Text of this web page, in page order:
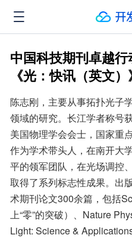
中国科技期刊卓越行
《光：快讯（英文
陈志刚，主要从事拓扑光子
领域的研究。长江学者称号
美国物理学会会士，国家重
作为学术带头人，在南开大
平的领军团队，在光场调控
取得了系列标志性成果。出
术期刊论文300余篇，包括
上“零”的突破）、Nature
Light: Science &